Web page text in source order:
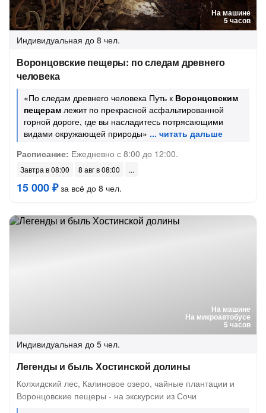
На машине
5 часов
Индивидуальная до 8 чел.
Воронцовские пещеры: по следам древнего
человека
«По следам древнего человека Путь к Воронцовским
пещерам лежит по прекрасной асфальтированной
горной дороге, где вы насладитесь потрясающими
видами окружающей природы»
Расписание: Ежедневно с 8:00 до 12:00.
Завтра в 08:00 8 авг в 08:00
15 000 ₽за всё до 8 чел.
На машине
На микроавтобусе
5 часов
Индивидуальная до 5 чел.
Легенды и быль Хостинской долины
Колхидский лес, Калиновое озеро, чайные плантации и
Воронцовские пещеры - на экскурсии из Сочи